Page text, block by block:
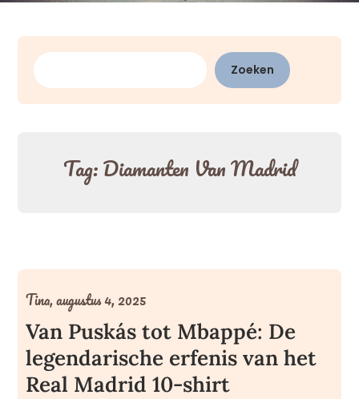
Zoeken
Zoeken
Tag:Diamanten Van Madrid
Van Puskás tot Mbappé: De
legendarische erfenis van het
Real Madrid 10-shirt
Tina,augustus 4, 2025